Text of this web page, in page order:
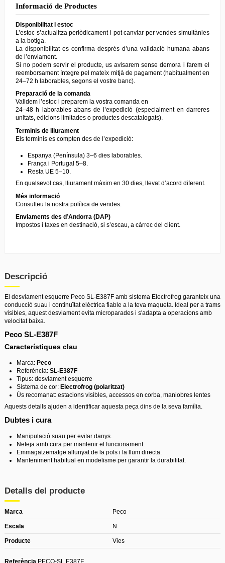
Informació de Productes
Disponibilitat i estoc
L’estoc s’actualitza periòdicament i pot canviar per vendes simultànies
a la botiga.
La disponibilitat es confirma després d’una validació humana abans
de l’enviament.
Si no podem servir el producte, us avisarem sense demora i farem el
reemborsament íntegre pel mateix mitjà de pagament (habitualment en
24–72 h laborables, segons el vostre banc).
Preparació de la comanda
Validem l’estoc i preparem la vostra comanda en
24–48 h laborables abans de l’expedició (especialment en darreres
unitats, edicions limitades o productes descatalogats).
Terminis de lliurament
Els terminis es compten des de l’expedició:
Espanya (Península) 3–6 dies laborables.
França i Portugal 5–8.
Resta UE 5–10.
En qualsevol cas, lliurament màxim en 30 dies, llevat d’acord diferent.
Més informació
Consulteu la nostra política de vendes
Enviaments des d’Andorra (DAP)
Impostos i taxes en destinació, si s’escau, a càrrec del client.
Descripció
El desviament esquerre Peco SL-E387F amb sistema Electrofrog garanteix una
conducció suau i continuïtat elèctrica fiable a la teva maqueta. Ideal per a trams
visibles, aquest desviament evita microparades i s'adapta a operacions amb
velocitat baixa.
Peco SL-E387F
Característiques clau
Marca: Peco
Referència: SL-E387F
Tipus: desviament esquerre
Sistema de cor: Electrofrog (polaritzat)
Ús recomanat: estacions visibles, accessos en corba, maniobres lentes
Aquests detalls ajuden a identificar aquesta peça dins de la seva família.
Dubtes i cura
Manipulació suau per evitar danys.
Neteja amb cura per mantenir el funcionament.
Emmagatzematge allunyat de la pols i la llum directa.
Manteniment habitual en modelisme per garantir la durabilitat.
Detalls del producte
Marca Peco
Escala N
Producte Vies
Referència PECO-SL E387F